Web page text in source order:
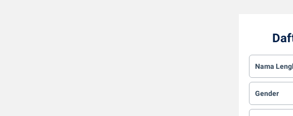
Nama
Gender